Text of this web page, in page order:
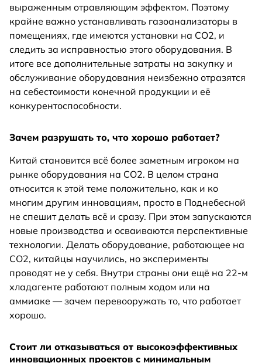
выраженным отравляющим эффектом. Поэтому
крайне важно устанавливать газоанализаторы в
помещениях, где имеются установки на СО2, и
следить за исправностью этого оборудования. В
итоге все дополнительные затраты на закупку и
обслуживание оборудования неизбежно отразятся
на себестоимости конечной продукции и её
конкурентоспособности.
Зачем разрушать то, что хорошо работает?
Китай становится всё более заметным игроком на
рынке оборудования на СО2. В целом страна
относится к этой теме положительно, как и ко
многим другим инновациям, просто в Поднебесной
не спешит делать всё и сразу. При этом запускаются
новые производства и осваиваются перспективные
технологии. Делать оборудование, работающее на
СО2, китайцы научились, но эксперименты
проводят не у себя. Внутри страны они ещё на 22-м
хладагенте работают полным ходом или на
аммиаке — зачем перевооружать то, что работает
хорошо.
Стоит ли отказываться от высокоэффективных
инновационных проектов с минимальным